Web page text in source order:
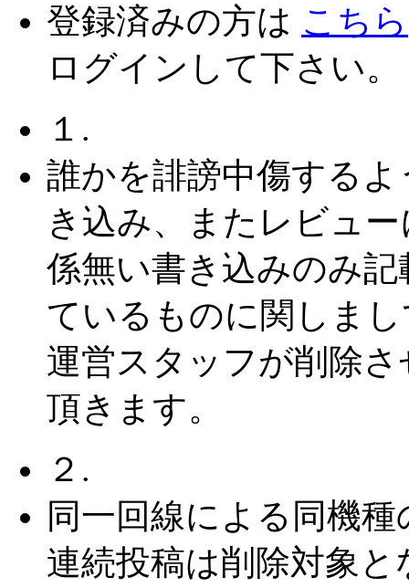
登録済みの方は こちら
ログインして下さい。
１.
誰かを誹謗中傷するよ
き込み、またレビュー
係無い書き込みのみ記
ているものに関しま
運営スタッフが削除さ
頂きます。
２.
同一回線による同機種
連続投稿は削除対象と